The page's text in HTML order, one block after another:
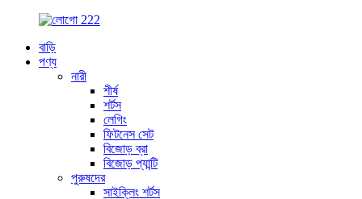
বাড়ি
পণ্য
নারী
শীর্ষ
শর্টস
লেগিং
ফিটনেস সেট
বিজোড় ব্রা
বিজোড় প্যান্টি
পুরুষদের
সাইক্লিং শর্টস